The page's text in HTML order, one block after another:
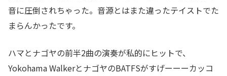
音に圧倒されちゃった。音源とはまた違ったテイストでた
まらんかったです。
ハマとナゴヤの前半2曲の演奏が私的にヒットで、
Yokohama WalkerとナゴヤのBATFSがすげーーーカッコ